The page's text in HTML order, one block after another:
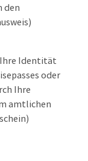
den
Ihre Identität
oder
Ihre
amtlichen